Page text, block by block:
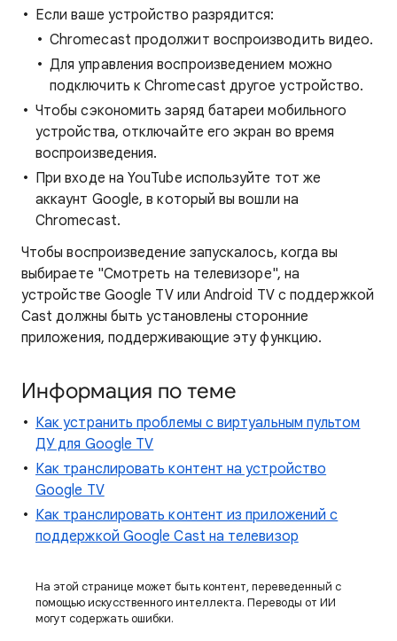
Если ваше устройство разрядится:
Chromecast продолжит воспроизводить видео.
Для управления воспроизведением можно
подключить к Chromecast другое устройство.
Чтобы сэкономить заряд батареи мобильного
устройства, отключайте его экран во время
воспроизведения.
При входе на YouTube используйте тот же
аккаунт Google, в который вы вошли на
Chromecast.
Чтобы воспроизведение запускалось, когда вы
выбираете "Смотреть на телевизоре", на
устройстве Google TV или Android TV с поддержкой
Cast должны быть установлены сторонние
приложения, поддерживающие эту функцию.
Информация по теме
Как устранить проблемы с виртуальным пультом
ДУ для Google TV
Как транслировать контент на устройство
Google TV
Как транслировать контент из приложений с
поддержкой Google Cast на телевизор
На этой странице может быть контент, переведенный с
помощью искусственного интеллекта. Переводы от ИИ
могут содержать ошибки.